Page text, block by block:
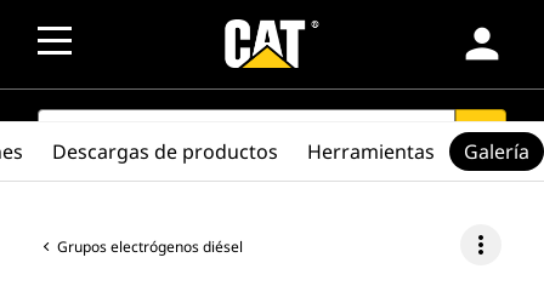
person
SEARCH search
Grupos electrógenos diésel more_vert
Descargas de productos Herramientas Galería